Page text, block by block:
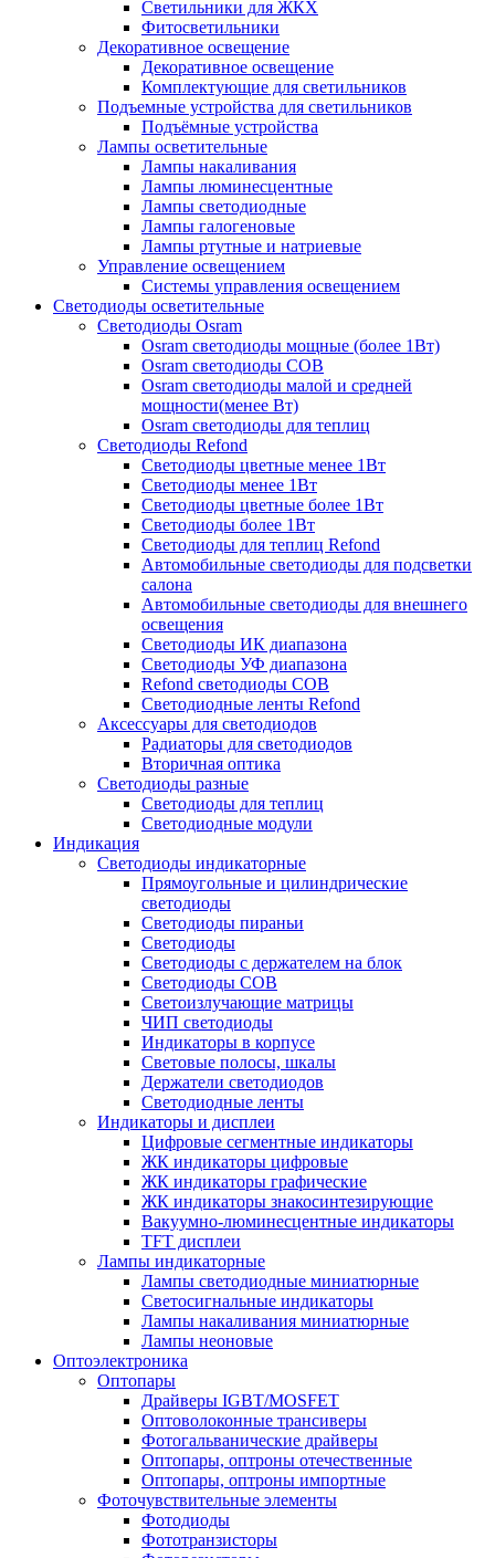
Светильники для ЖКХ
Фитосветильники
Декоративное освещение
Декоративное освещение
Комплектующие для светильников
Подъемные устройства для светильников
Подъёмные устройства
Лампы осветительные
Лампы накаливания
Лампы люминесцентные
Лампы светодиодные
Лампы галогеновые
Лампы ртутные и натриевые
Управление освещением
Системы управления освещением
Светодиоды осветительные
Светодиоды Osram
Osram светодиоды мощные (более 1Вт)
Osram светодиоды COB
Osram светодиоды малой и средней
мощности(менее Вт)
Osram светодиоды для теплиц
Светодиоды Refond
Светодиоды цветные менее 1Вт
Светодиоды менее 1Вт
Светодиоды цветные более 1Вт
Светодиоды более 1Вт
Светодиоды для теплиц Refond
Автомобильные светодиоды для подсветки
салона
Автомобильные светодиоды для внешнего
освещения
Светодиоды ИК диапазона
Светодиоды УФ диапазона
Refond светодиоды COB
Светодиодные ленты Refond
Аксессуары для светодиодов
Радиаторы для светодиодов
Вторичная оптика
Светодиоды разные
Светодиоды для теплиц
Светодиодные модули
Индикация
Светодиоды индикаторные
Прямоугольные и цилиндрические
светодиоды
Светодиоды пираньи
Светодиоды
Светодиоды с держателем на блок
Светодиоды COB
Светоизлучающие матрицы
ЧИП светодиоды
Индикаторы в корпусе
Световые полосы, шкалы
Держатели светодиодов
Светодиодные ленты
Индикаторы и дисплеи
Цифровые сегментные индикаторы
ЖК индикаторы цифровые
ЖК индикаторы графические
ЖК индикаторы знакосинтезирующие
Вакуумно-люминесцентные индикаторы
TFT дисплеи
Лампы индикаторные
Лампы светодиодные миниатюрные
Светосигнальные индикаторы
Лампы накаливания миниатюрные
Лампы неоновые
Оптоэлектроника
Оптопары
Драйверы IGBT/MOSFET
Оптоволоконные трансиверы
Фотогальванические драйверы
Оптопары, оптроны отечественные
Оптопары, оптроны импортные
Фоточувствительные элементы
Фотодиоды
Фототранзисторы